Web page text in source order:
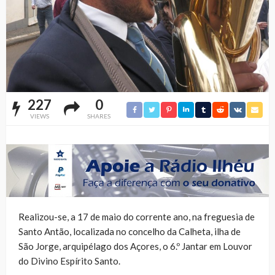
227
VIEWS
0
SHARES
Realizou-se, a 17 de maio do corrente ano, na freguesia de
Santo Antão, localizada no concelho da Calheta, ilha de
São Jorge, arquipélago dos Açores, o 6.º Jantar em Louvor
do Divino Espírito Santo.